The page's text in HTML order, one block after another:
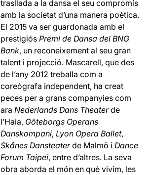
trasllada a la dansa el seu compromís
amb la societat d’una manera poètica.
El 2015 va ser guardonada amb el
prestigiósPremi de Dansa del BNG
Bank, un reconeixement al seu gran
talent i projecció. Mascarell, que des
de l’any 2012 treballa com a
coreògrafa independent, ha creat
peces per a grans companyies com
araNederlands Dans Theaterde
l’Haia, Göteborgs Operans
Danskompani,Lyon Opera Ballet,
Skånes Dansteaterde Malmö iDance
Forum Taipei, entre d’altres. La seva
obra aborda el món en què vivim, les